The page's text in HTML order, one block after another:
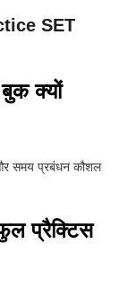
SET
क्यों
और समय प्रबंधन कौशल
प्रैक्टिस